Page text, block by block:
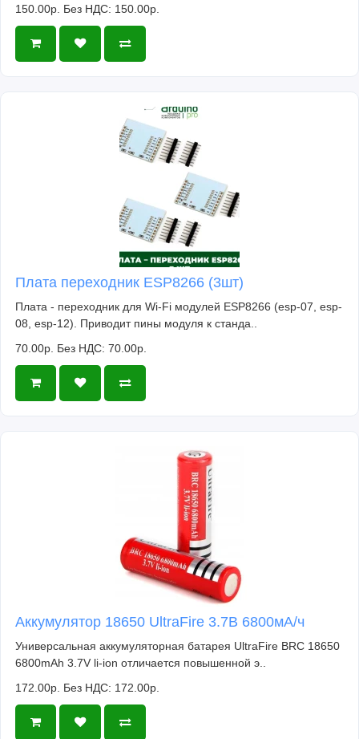
150.00р. Без НДС: 150.00р.
Плата переходник ESP8266 (3шт)
Плата - переходник для Wi-Fi модулей ESP8266 (esp-07, esp-
08, esp-12). Приводит пины модуля к станда..
70.00р. Без НДС: 70.00р.
Аккумулятор 18650 UltraFire 3.7В 6800мА/ч
Универсальная аккумуляторная батарея UltraFire BRC 18650
6800mAh 3.7V li-ion отличается повышенной э..
172.00р. Без НДС: 172.00р.